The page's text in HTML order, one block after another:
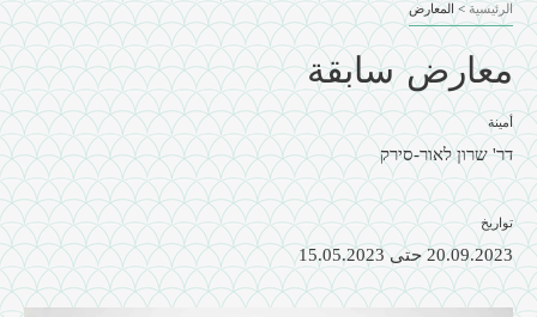
الرئيسية> المعارض
معارض سابقة
أمينة
דר' שרון לאור-סירק
تواريخ
20.09.2023حتى15.05.2023